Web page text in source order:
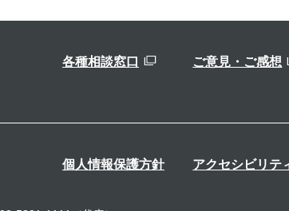
各種相談窓口 ご意見・ご感想
個人情報保護方針 アクセシビリテ